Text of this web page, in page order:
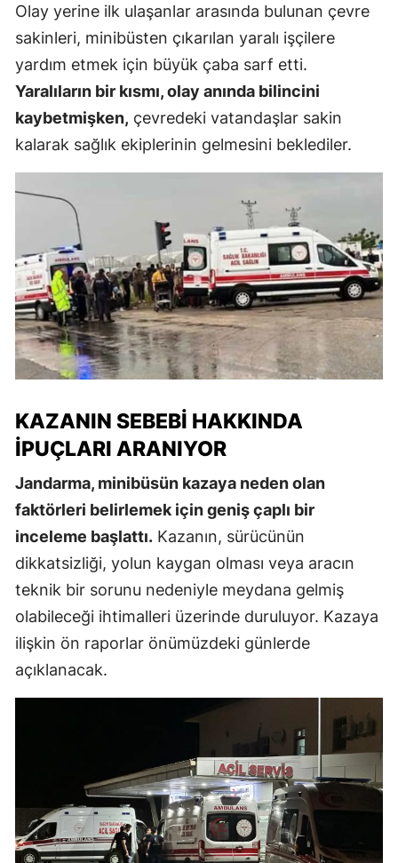
Olay yerine ilk ulaşanlar arasında bulunan çevre
sakinleri, minibüsten çıkarılan yaralı işçilere
yardım etmek için büyük çaba sarf etti.
Yaralıların bir kısmı, olay anında bilincini
kaybetmişken, çevredeki vatandaşlar sakin
kalarak sağlık ekiplerinin gelmesini beklediler.
KAZANIN SEBEBI HAKKINDA
İPUÇLARI ARANIYOR
Jandarma, minibüsün kazaya neden olan
faktörleri belirlemek için geniş çaplı bir
inceleme başlattı. Kazanın, sürücünün
dikkatsizliği, yolun kaygan olması veya aracın
teknik bir sorunu nedeniyle meydana gelmiş
olabileceği ihtimalleri üzerinde duruluyor. Kazaya
ilişkin ön raporlar önümüzdeki günlerde
açıklanacak.